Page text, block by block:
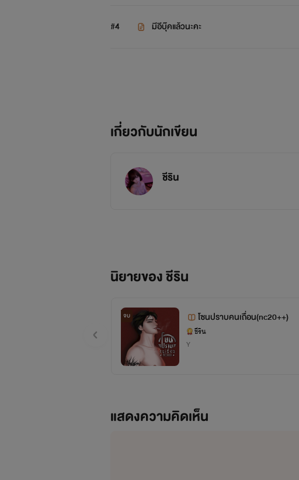
#4 มีอีบุ๊คแล้วนะคะ
เกี่ยวกับนักเขียน
ชีริน
นิยายของ ชีริน
จบ โซนปราบคนเถื่อน(nc20++)
ชีริน
Y
แสดงความคิดเห็น